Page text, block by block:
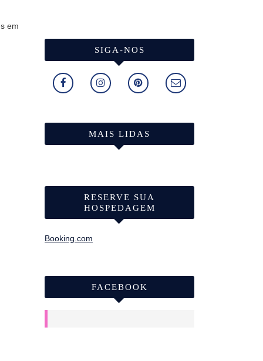
em
SIGA-NOS
MAIS LIDAS
RESERVE SUA
HOSPEDAGEM
Booking.com
FACEBOOK